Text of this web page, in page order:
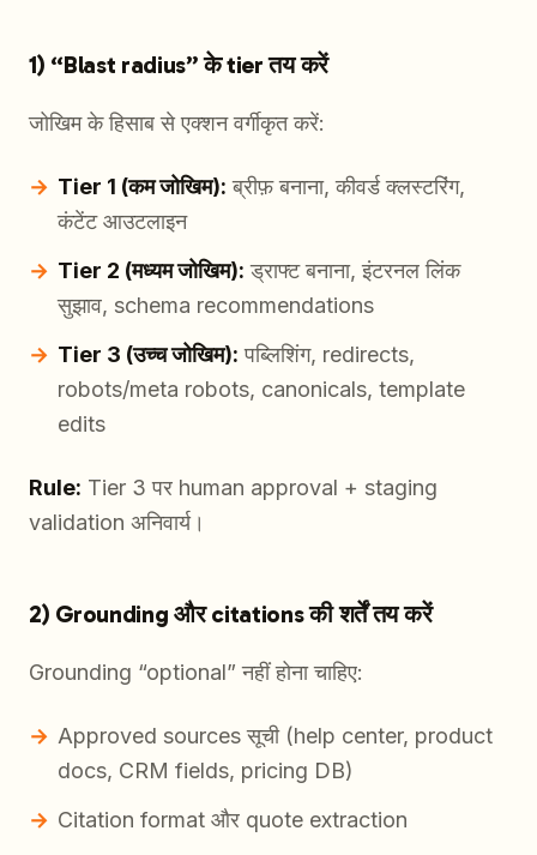
1) “Blast radius” के tier तय करें
जोखिम के हिसाब से एक्शन वर्गीकृत करें:
Tier 1 (कम जोखिम): ब्रीफ़ बनाना, कीवर्ड क्लस्टरिंग,
कंटेंट आउटलाइन
Tier 2 (मध्यम जोखिम): ड्राफ्ट बनाना, इंटरनल लिंक
सुझाव, schema recommendations
Tier 3 (उच्च जोखिम): पब्लिशिंग, redirects,
robots/meta robots, canonicals, template
edits
Rule: Tier 3 पर human approval + staging
validation अनिवार्य।
2) Grounding और citations की शर्तें तय करें
Grounding “optional” नहीं होना चाहिए:
Approved sources सूची (help center, product
docs, CRM fields, pricing DB)
Citation format और quote extraction